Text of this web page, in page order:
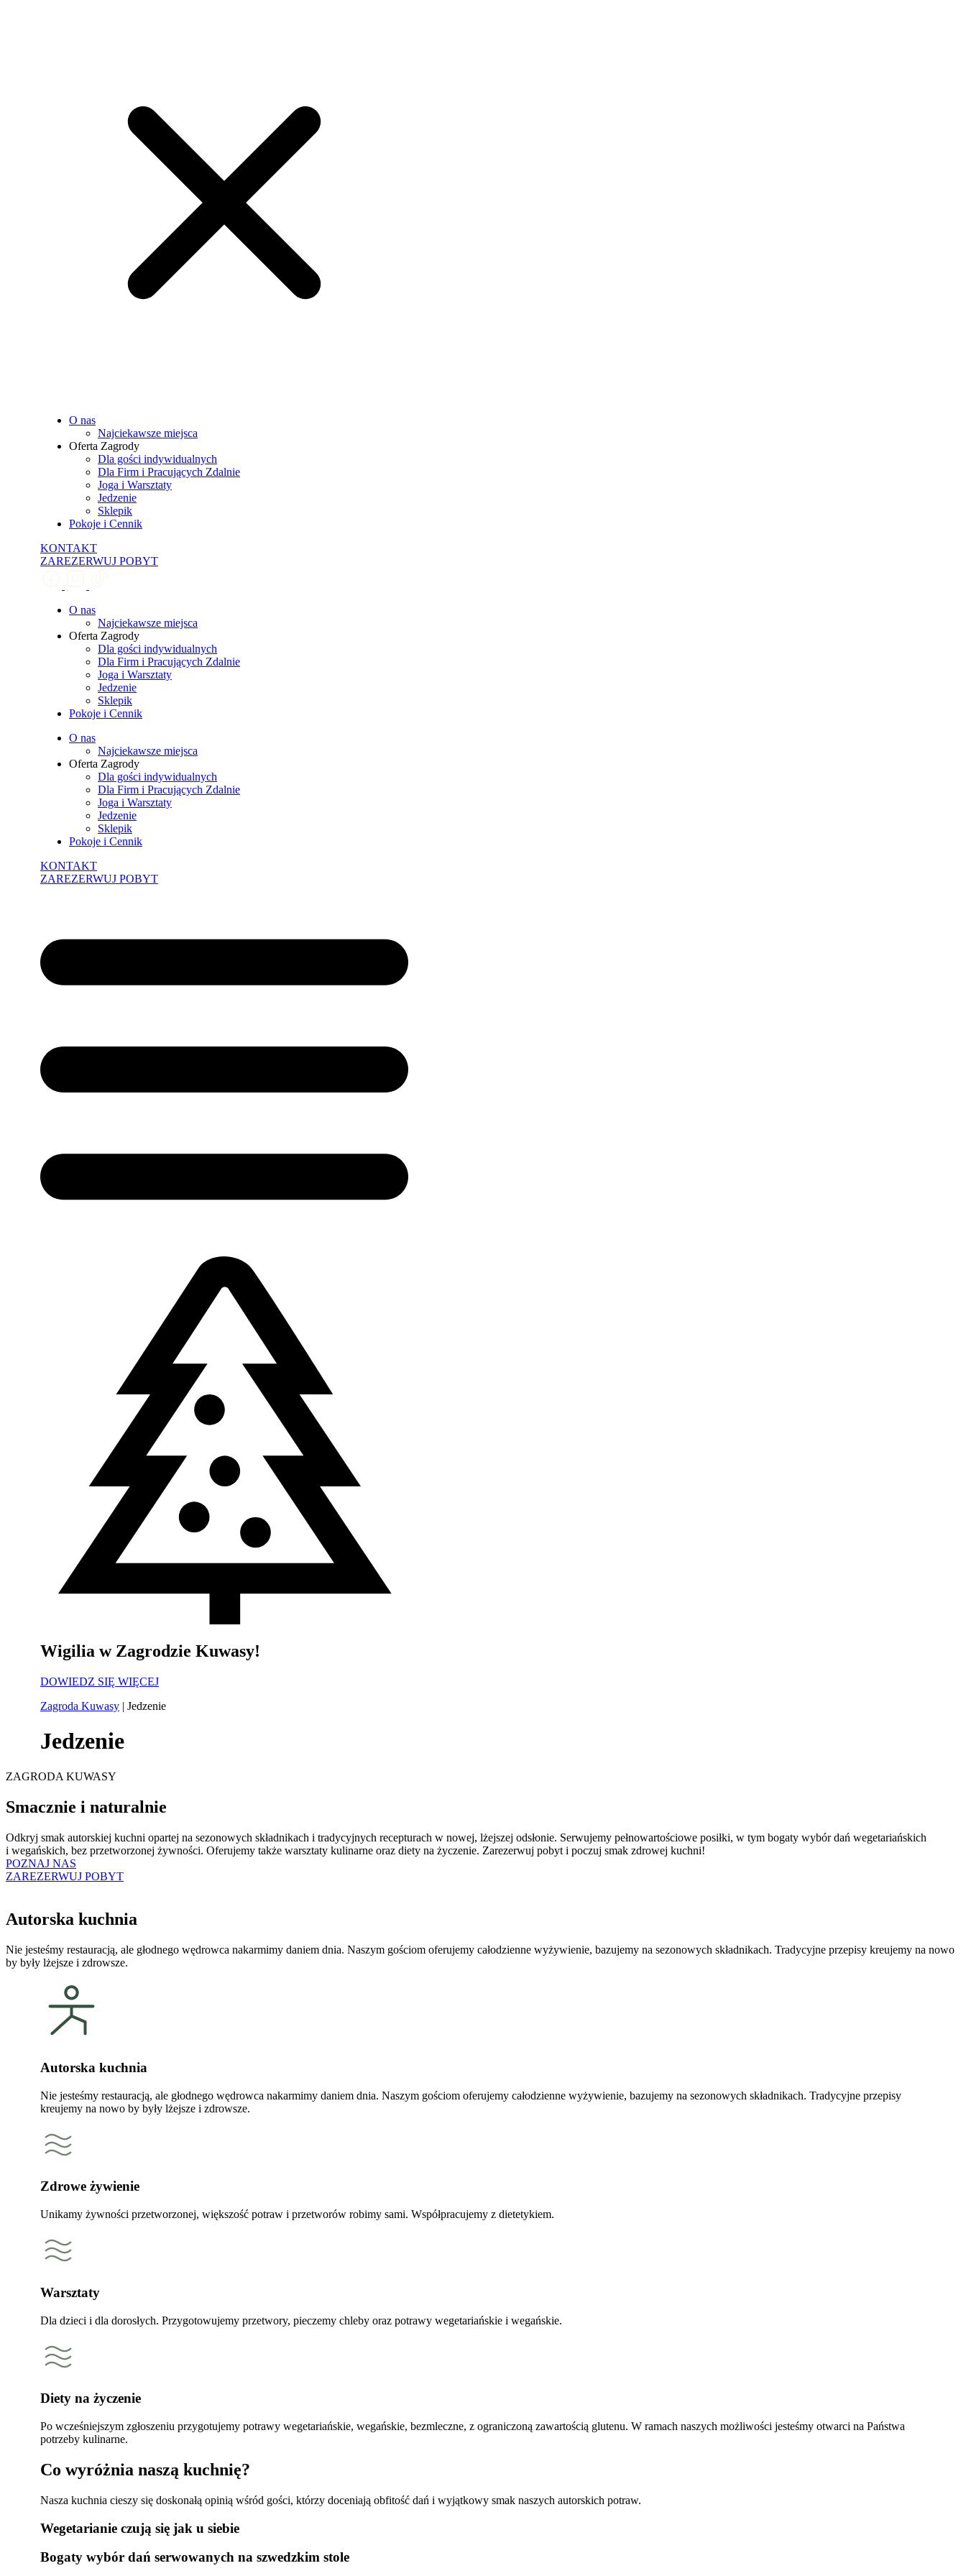
O nas
Najciekawsze miejsca
Oferta Zagrody
Dla gości indywidualnych
Dla Firm i Pracujących Zdalnie
Joga i Warsztaty
Jedzenie
Sklepik
Pokoje i Cennik
KONTAKT
ZAREZERWUJ POBYT
O nas
Najciekawsze miejsca
Oferta Zagrody
Dla gości indywidualnych
Dla Firm i Pracujących Zdalnie
Joga i Warsztaty
Jedzenie
Sklepik
Pokoje i Cennik
O nas
Najciekawsze miejsca
Oferta Zagrody
Dla gości indywidualnych
Dla Firm i Pracujących Zdalnie
Joga i Warsztaty
Jedzenie
Sklepik
Pokoje i Cennik
KONTAKT
ZAREZERWUJ POBYT
Wigilia w Zagrodzie Kuwasy!
DOWIEDZ SIĘ WIĘCEJ
Zagroda Kuwasy | Jedzenie
Jedzenie
ZAGRODA KUWASY
Smacznie i naturalnie
Odkryj smak autorskiej kuchni opartej na sezonowych składnikach i tradycyjnych recepturach w nowej, lżejszej odsłonie. Serwujemy pełnowartościowe posiłki, w tym bogaty wybór dań wegetariańskich
i wegańskich, bez przetworzonej żywności. Oferujemy także warsztaty kulinarne oraz diety na życzenie. Zarezerwuj pobyt i poczuj smak zdrowej kuchni!
POZNAJ NAS
ZAREZERWUJ POBYT
Autorska kuchnia
Nie jesteśmy restauracją, ale głodnego wędrowca nakarmimy daniem dnia. Naszym gościom oferujemy całodzienne wyżywienie, bazujemy na sezonowych składnikach. Tradycyjne przepisy kreujemy na nowo
by były lżejsze i zdrowsze.
Autorska kuchnia
Nie jesteśmy restauracją, ale głodnego wędrowca nakarmimy daniem dnia. Naszym gościom oferujemy całodzienne wyżywienie, bazujemy na sezonowych składnikach. Tradycyjne przepisy
kreujemy na nowo by były lżejsze i zdrowsze.
Zdrowe żywienie
Unikamy żywności przetworzonej, większość potraw i przetworów robimy sami. Współpracujemy z dietetykiem.
Warsztaty
Dla dzieci i dla dorosłych. Przygotowujemy przetwory, pieczemy chleby oraz potrawy wegetariańskie i wegańskie.
Diety na życzenie
Po wcześniejszym zgłoszeniu przygotujemy potrawy wegetariańskie, wegańskie, bezmleczne, z ograniczoną zawartością glutenu. W ramach naszych możliwości jesteśmy otwarci na Państwa
potrzeby kulinarne.
Co wyróżnia naszą kuchnię?
Nasza kuchnia cieszy się doskonałą opinią wśród gości, którzy doceniają obfitość dań i wyjątkowy smak naszych autorskich potraw.
Wegetarianie czują się jak u siebie
Bogaty wybór dań serwowanych na szwedzkim stole